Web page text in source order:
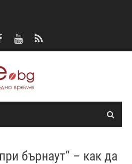
бърнаут“ – как да